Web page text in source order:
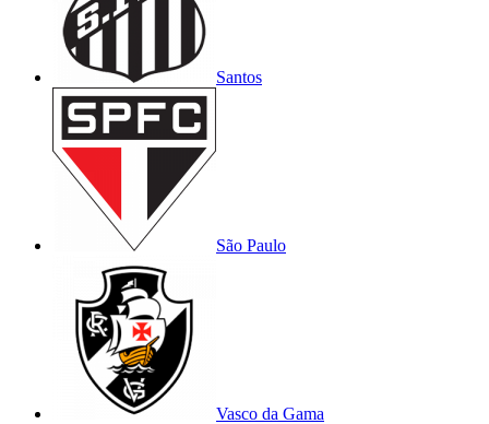
Santos
São Paulo
Vasco da Gama